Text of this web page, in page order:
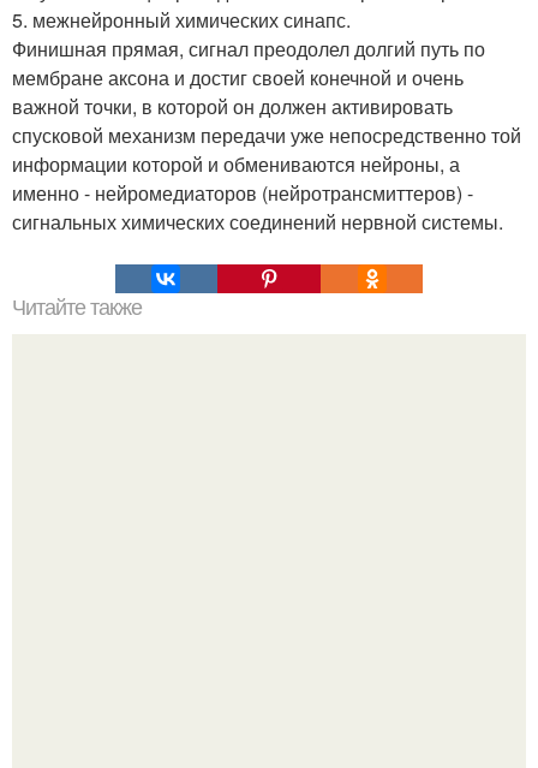
5. межнейронный химических синапс.
Финишная прямая, сигнал преодолел долгий путь по
мембране аксона и достиг своей конечной и очень
важной точки, в которой он должен активировать
спусковой механизм передачи уже непосредственно той
информации которой и обмениваются нейроны, а
именно - нейромедиаторов (нейротрансмиттеров) -
сигнальных химических соединений нервной системы.
Читайте также